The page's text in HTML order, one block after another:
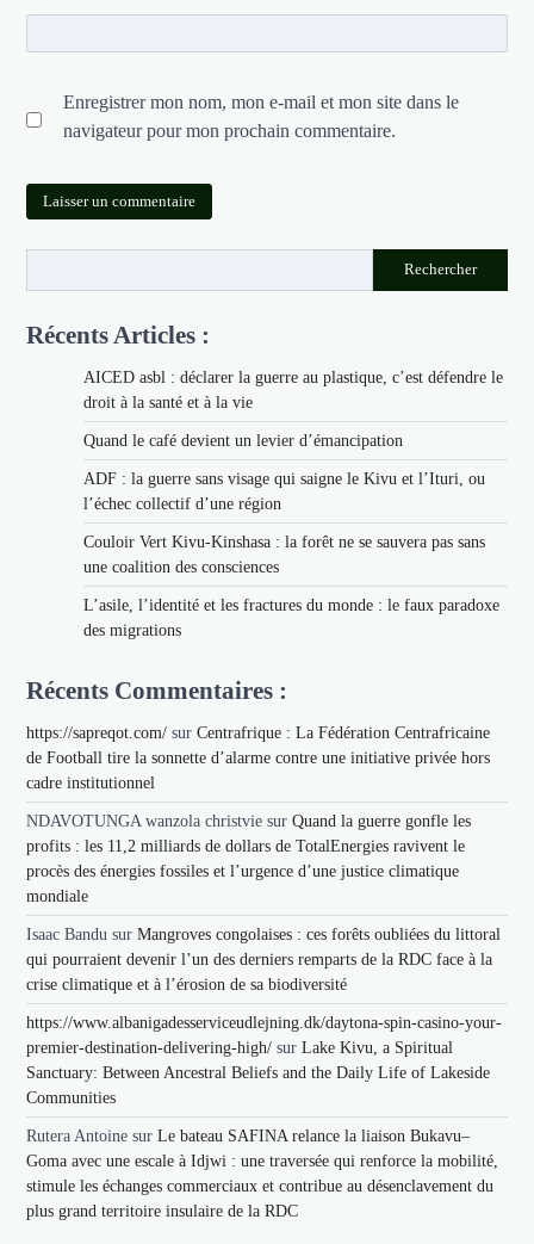
Enregistrer mon nom, mon e-mail et mon site dans le
navigateur pour mon prochain commentaire.
Rechercher
Récents Articles :
AICED asbl : déclarer la guerre au plastique, c’est défendre le
droit à la santé et à la vie
Quand le café devient un levier d’émancipation
ADF : la guerre sans visage qui saigne le Kivu et l’Ituri, ou
l’échec collectif d’une région
Couloir Vert Kivu-Kinshasa : la forêt ne se sauvera pas sans
une coalition des consciences
L’asile, l’identité et les fractures du monde : le faux paradoxe
des migrations
Récents Commentaires :
https://sapreqot.com/ surCentrafrique : La Fédération Centrafricaine
de Football tire la sonnette d’alarme contre une initiative privée hors
cadre institutionnel
NDAVOTUNGA wanzola christvie surQuand la guerre gonfle les
profits : les 11,2 milliards de dollars de TotalEnergies ravivent le
procès des énergies fossiles et l’urgence d’une justice climatique
mondiale
Isaac Bandu surMangroves congolaises : ces forêts oubliées du littoral
qui pourraient devenir l’un des derniers remparts de la RDC face à la
crise climatique et à l’érosion de sa biodiversité
https://www.albanigadesserviceudlejning.dk/daytona-spin-casino-your-
premier-destination-delivering-high/ surLake Kivu, a Spiritual
Sanctuary: Between Ancestral Beliefs and the Daily Life of Lakeside
Communities
Rutera Antoine surLe bateau SAFINA relance la liaison Bukavu–
Goma avec une escale à Idjwi : une traversée qui renforce la mobilité,
stimule les échanges commerciaux et contribue au désenclavement du
plus grand territoire insulaire de la RDC